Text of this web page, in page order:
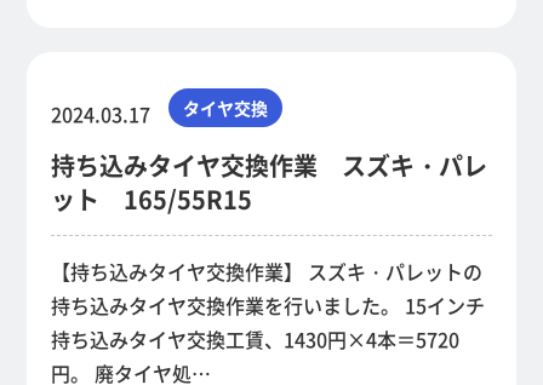
2024.03.17 タイヤ交換
持ち込みタイヤ交換作業 スズキ・パレ
ット 165/55R15
【持ち込みタイヤ交換作業】 スズキ・パレットの
持ち込みタイヤ交換作業を行いました。 15インチ
持ち込みタイヤ交換工賃、1430円×4本＝5720
円。 廃タイヤ処…